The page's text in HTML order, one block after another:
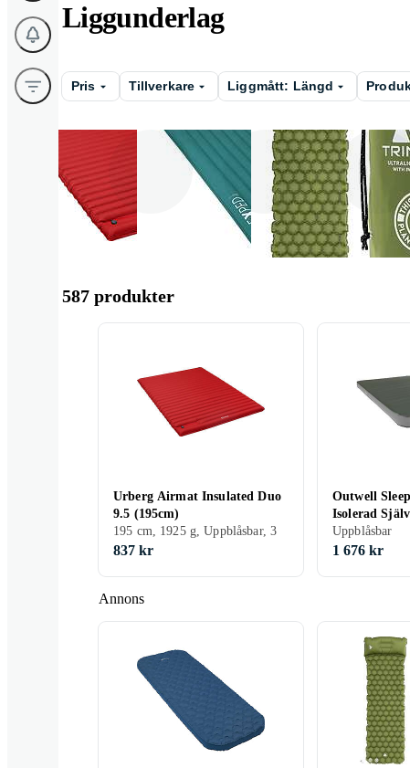
Liggunderlag
Pris Tillverkare Liggmått: Längd
Självuppblåsande
Manuellt via
extern pump
Manuellt
inbyggd
587 produkter
Annons
Urberg Airmat Insulated Duo
9.5 (195cm)
195 cm, 1925 g, Uppblåsbar, 3
837 kr
Outwell
Isolerad
Liggunderlag
Uppblåsbar
1 676 kr